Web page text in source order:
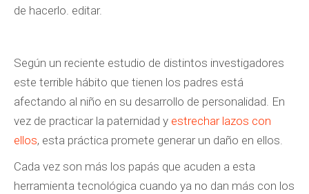
de hacerlo. editar.
Según un reciente estudio de distintos investigadores
este terrible hábito que tienen los padres está
afectando al niño en su desarrollo de personalidad. En
vez de practicar la paternidad y estrechar lazos con
ellos, esta práctica promete generar un daño en ellos.
Cada vez son más los papás que acuden a esta
herramienta tecnológica cuando ya no dan más con los